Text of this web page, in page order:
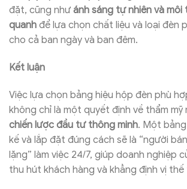
đặt, cũng như ánh sáng tự nhiên và
quanh để lựa chọn chất liệu và loại đèn
cho cả ban ngày và ban đêm.
Kết luận
Việc lựa chọn bảng hiệu hộp đèn phù
không chỉ là một quyết định về thẩm mỹ
chiến lược đầu tư thông minh. Một
kế và lắp đặt đúng cách sẽ là “người
lặng” làm việc 24/7, giúp doanh nghiệp
thu hút khách hàng và khẳng định vị